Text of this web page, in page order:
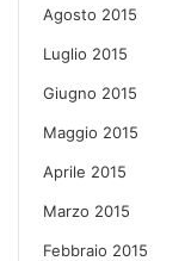
Agosto 2015
Luglio 2015
Giugno 2015
Maggio 2015
Aprile 2015
Marzo 2015
Febbraio 2015